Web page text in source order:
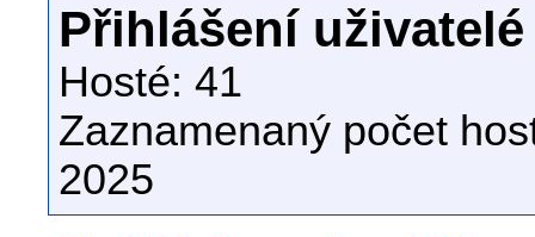
Přihlášení uživatelé
Hosté: 41
Zaznamenaný počet
2025